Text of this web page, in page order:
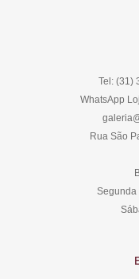
Tel: (31)
WhatsApp
Rua São
Segunda